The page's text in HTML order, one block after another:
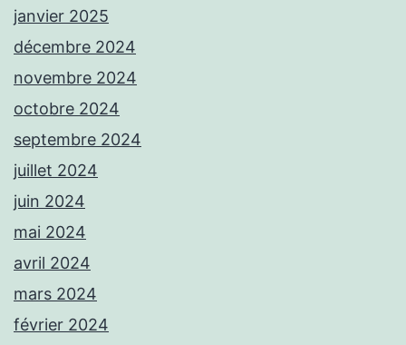
janvier 2025
décembre 2024
novembre 2024
octobre 2024
septembre 2024
juillet 2024
juin 2024
mai 2024
avril 2024
mars 2024
février 2024